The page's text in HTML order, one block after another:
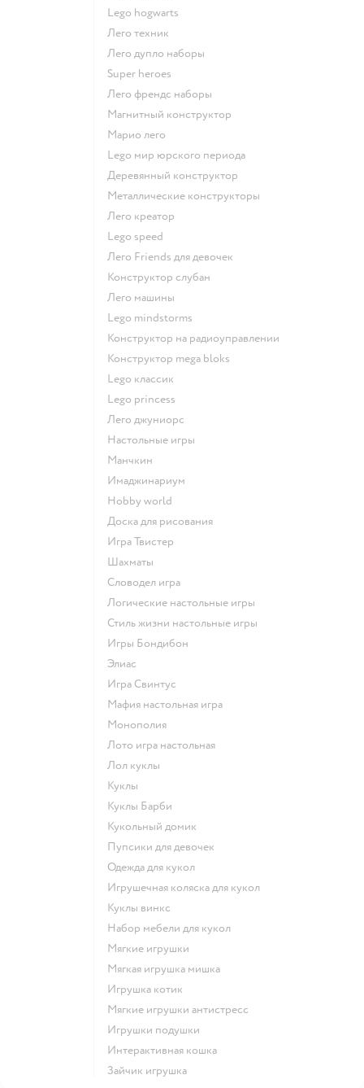
Lego hogwarts
Лего техник
Лего дупло наборы
Super heroes
Лего френдс наборы
Магнитный конструктор
Марио лего
Lego мир юрского периода
Деревянный конструктор
Металлические конструкторы
Лего креатор
Lego speed
Лего Friends для девочек
Конструктор слубан
Лего машины
Lego mindstorms
Конструктор на радиоуправлении
Конструктор mega bloks
Lego классик
Lego princess
Лего джуниорс
Настольные игры
Манчкин
Имаджинариум
Hobby world
Доска для рисования
Игра Твистер
Шахматы
Словодел игра
Логические настольные игры
Стиль жизни настольные игры
Игры Бондибон
Элиас
Игра Свинтус
Мафия настольная игра
Монополия
Лото игра настольная
Лол куклы
Куклы
Куклы Барби
Кукольный домик
Пупсики для девочек
Одежда для кукол
Игрушечная коляска для кукол
Куклы винкс
Набор мебели для кукол
Мягкие игрушки
Мягкая игрушка мишка
Игрушка котик
Мягкие игрушки антистресс
Игрушки подушки
Интерактивная кошка
Зайчик игрушка